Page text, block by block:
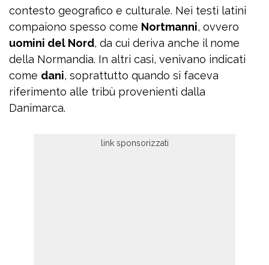
contesto geografico e culturale. Nei testi latini
compaiono spesso come Nortmanni, ovvero
uomini del Nord, da cui deriva anche il nome
della Normandia. In altri casi, venivano indicati
come dani, soprattutto quando si faceva
riferimento alle tribù provenienti dalla
Danimarca.